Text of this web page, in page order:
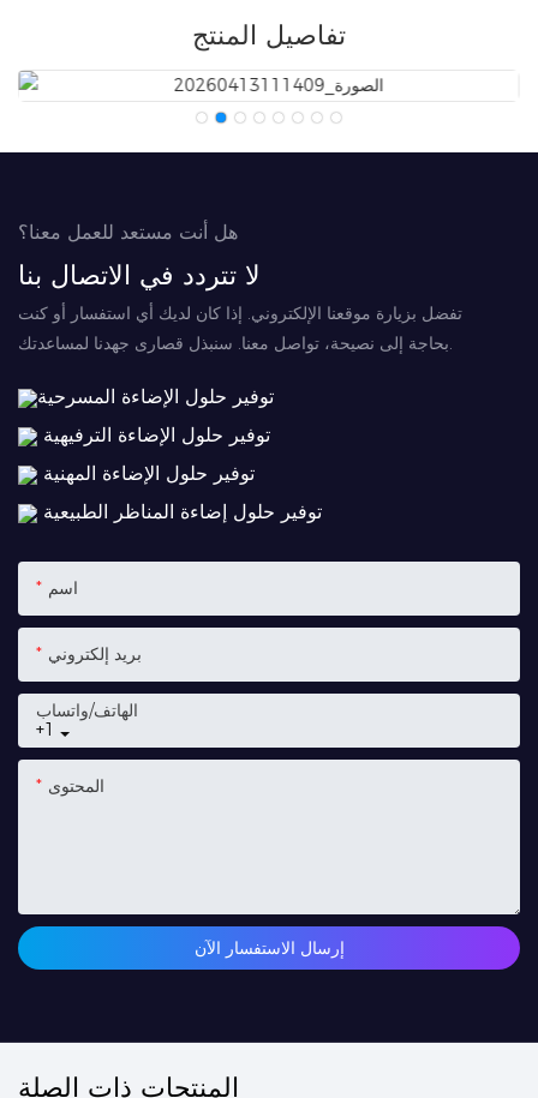
تفاصيل المنتج
هل أنت مستعد للعمل معنا؟
لا تتردد في الاتصال بنا
تفضل بزيارة موقعنا الإلكتروني. إذا كان لديك أي استفسار أو كنت
بحاجة إلى نصيحة، تواصل معنا. سنبذل قصارى جهدنا لمساعدتك.
توفير حلول الإضاءة المسرحية
توفير حلول الإضاءة الترفيهية
توفير حلول الإضاءة المهنية
توفير حلول إضاءة المناظر الطبيعية
اسم
بريد إلكتروني
+1
الهاتف/واتساب
المحتوى
إرسال الاستفسار الآن
المنتجات ذات الصلة